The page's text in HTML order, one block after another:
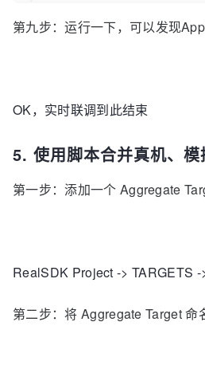
@end
第九步：运行一下，可以发现
OK，实时联调到此结束
5. 使用脚本合并真机、
第一步：添加一个 Aggregate
RealSDK Project -> TARGETS
第二步：将 Aggregate Target 命